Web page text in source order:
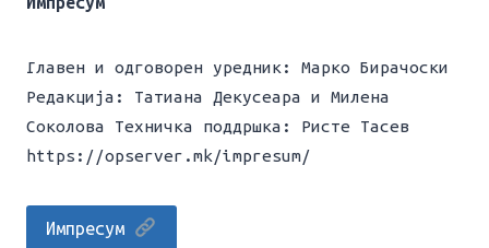
Главен и одговорен уредник: Марко Бирачоски
Редакција: Татиана Декусеара и Милена
Соколова Техничка поддршка: Ристе Тасев
https://opserver.mk/impresum/
Импресум